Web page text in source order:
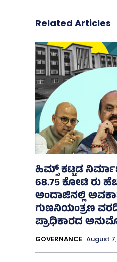
Related Articles
ಹಿಮ್ಸ್‌ ಕಟ್ಟಡ
68.75 ಕೋಟಿ ರು
ಅಂದಾಜಿನಲ್ಲಿ
ಗುಣನಿಯಂತ್ರಣ
ಪ್ರಾಧಿಕಾರದ
GOVERNANCE August